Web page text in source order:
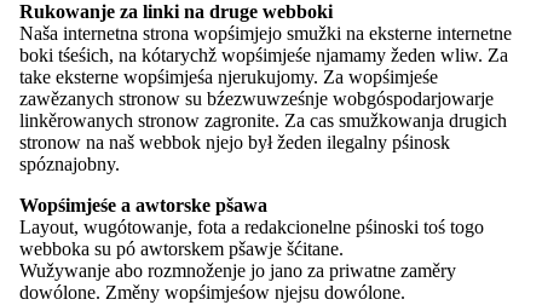
30.8.1930 Maśicna peticija na šulske zastojnstwo w Frankobroźe
1933/36 Maśica Serbska wjeźo ako „wědomnostne towaristwo
měrc 1937 zakaz Domowiny a wšyknych jej pśisłušajucych
15.8.1945 pšosba na sowjetsku komandanturu w Chóśebuzu wó
Rukowanje za linki na druge webboki
Naša internetna strona wopśimjejo smužki na eksterne internetne
boki tśeśich, na kótarychž wopśimjeśe njamamy žeden wliw. Za
take eksterne wopśimjeśa njerukujomy. Za wopśimjeśe
zawězanych stronow su bźezwuwześnje wobgóspodarjowarje
linkěrowanych stronow zagronite. Za cas smužkowanja drugich
stronow na naš webbok njejo był žeden ilegalny pśinosk
spóznajobny.
Wopśimjeśe a awtorske pšawa
Layout, wugótowanje, fota a redakcionelne pśinoski toś togo
webboka su pó awtorskem pšawje šćitane.
Wužywanje abo rozmnoženje jo jano za priwatne zaměry
dowólone. Změny wopśimjeśow njejsu dowólone.